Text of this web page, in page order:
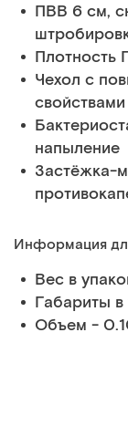
ПВВ 6 см,
Плотность
Чехол с
свойствами
напыление
Застёжка-
Информация
Вес в
Габариты
Объем -